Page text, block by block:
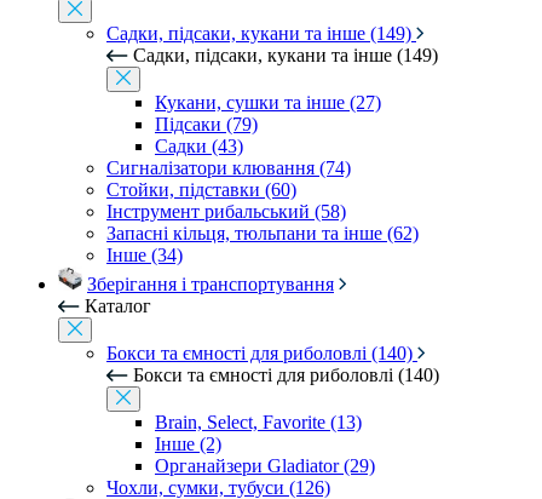
Садки, підсаки, кукани та інше (149)
Садки, підсаки, кукани та інше (149)
Кукани, сушки та інше (27)
Підсаки (79)
Садки (43)
Сигналізатори клювання (74)
Стойки, підставки (60)
Інструмент рибальський (58)
Запасні кільця, тюльпани та інше (62)
Інше (34)
Зберігання і транспортування
Каталог
Бокси та ємності для риболовлі (140)
Бокси та ємності для риболовлі (140)
Brain, Select, Favorite (13)
Інше (2)
Органайзери Gladiator (29)
Чохли, сумки, тубуси (126)